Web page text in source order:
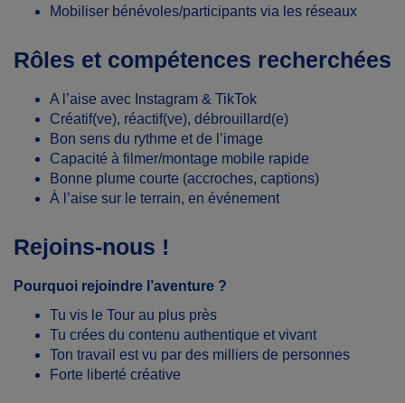
Mobiliser bénévoles/participants via les réseaux
Rôles et compétences recherchées
A l’aise avec Instagram & TikTok
Créatif(ve), réactif(ve), débrouillard(e)
Bon sens du rythme et de l’image
Capacité à filmer/montage mobile rapide
Bonne plume courte (accroches, captions)
À l’aise sur le terrain, en événement
Rejoins-nous !
Pourquoi rejoindre l’aventure ?
Tu vis le Tour au plus près
Tu crées du contenu authentique et vivant
Ton travail est vu par des milliers de personnes
Forte liberté créative